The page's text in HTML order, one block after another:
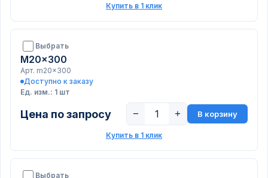
Купить в 1 клик
Выбрать
M20x300
Арт. m20x300
Доступно к заказу
Ед. изм.: 1 шт
Цена по запросу − + В корзину
Купить в 1 клик
Выбрать